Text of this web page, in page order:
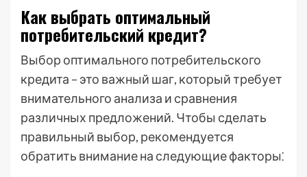
Как выбрать оптимальный
потребительский кредит?
Выбор оптимального потребительского
кредита – это важный шаг, который требует
внимательного анализа и сравнения
различных предложений. Чтобы сделать
правильный выбор, рекомендуется
обратить внимание на следующие факторы⁚